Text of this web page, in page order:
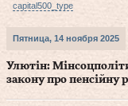
capital500_type
Пятница, 14 ноября 2025
Улютін:
закону про пенсійну